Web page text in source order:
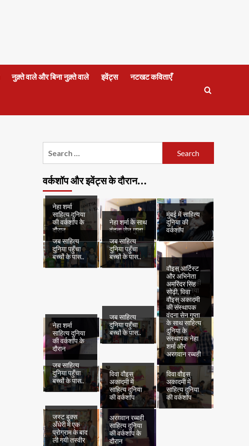
नुक़्ते वाले और बिना नुक़्ते वाले इवेंट्स नटखट कविताएँ
वर्कशॉप और इवेंट्स के दौरान…
नेहा शर्मा
साहित्य दुनिया
की वर्कशॉप के
दौरान
नेहा शर्मा के साथ
वंदना सेन गुप्ता
मुंबई में साहित्य
दुनिया की
वर्कशॉप
जब साहित्य
दुनिया पहुँचा
बच्चों के पास..
जब साहित्य
दुनिया पहुँचा
बच्चों के पास..
अरग़वान रब्बही
साहित्य दुनिया
की वर्कशॉप के
दौरान
नेहा शर्मा
साहित्य दुनिया
की वर्कशॉप के
दौरान
जब साहित्य
दुनिया पहुँचा
बच्चों के पास..
वौइस् आर्टिस्ट
और अभिनेता
अमरिंदर सिंह
सोढ़ी, विवा
वौइस् अकादमी
की संस्थापक
वंदना सेन गुप्ता
के साथ साहित्य
दुनिया के
संस्थापक नेहा
शर्मा और
अरग़वान रब्बही
जब साहित्य
दुनिया पहुँचा
बच्चों के पास..
विवा वौइस्
अकादमी में
साहित्य दुनिया
की वर्कशॉप
विवा वौइस्
अकादमी में
साहित्य दुनिया
की वर्कशॉप
जस्ट बुक्स
अँधेरी में एक
प्रोग्राम के बाद
ली गयी तस्वीर
अरग़वान रब्बही
साहित्य दुनिया
की वर्कशॉप के
दौरान